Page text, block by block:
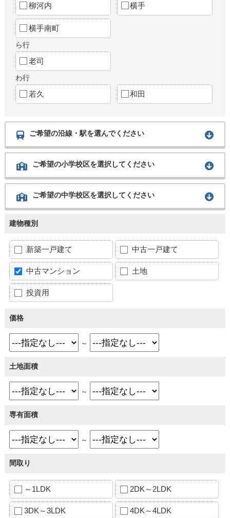
柳河内 横手
横手南町
ら行
老司
わ行
若久 和田
ご希望の沿線・駅を選んでください
ご希望の小学校区を選択してください
ご希望の中学校区を選択してください
建物種別
新築一戸建て 中古一戸建て
中古マンション 土地
投資用
価格
～
土地面積
～
専有面積
～
間取り
～1LDK 2DK～2LDK
3DK～3LDK 4DK～4LDK